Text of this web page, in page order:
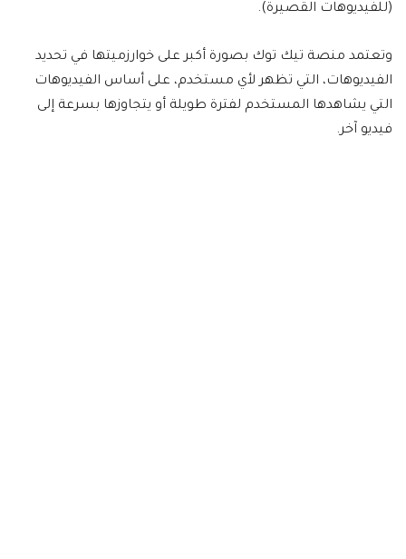
(للفيديوهات القصيرة).
وتعتمد منصة تيك توك بصورة أكبر على خوارزميتها في تحديد
الفيديوهات، التي تظهر لأي مستخدم، على أساس الفيديوهات
التي يشاهدها المستخدم لفترة طويلة أو يتجاوزها بسرعة إلى
فيديو آخر.